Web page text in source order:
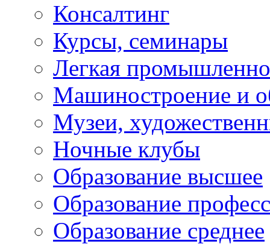
Консалтинг
Курсы, семинары
Легкая
Машиностроение и
Музеи,
Ночные клубы
Образование высшее
Образование
Образование среднее